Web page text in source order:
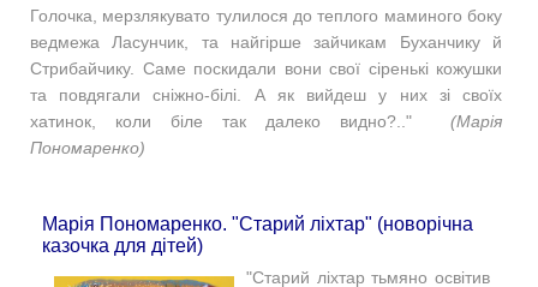
Голочка, мерзлякувато тулилося до теплого маминого боку
ведмежа Ласунчик, та найгірше зайчикам Буханчику й
Стрибайчику. Саме поскидали вони свої сіренькі кожушки
та повдягали сніжно-білі. А як вийдеш у них зі своїх
хатинок, коли біле так далеко видно?.." (Марія
Пономаренко)
Марія Пономаренко. "Старий ліхтар" (новорічна
казочка для дітей)
"Старий ліхтар тьмяно освітив